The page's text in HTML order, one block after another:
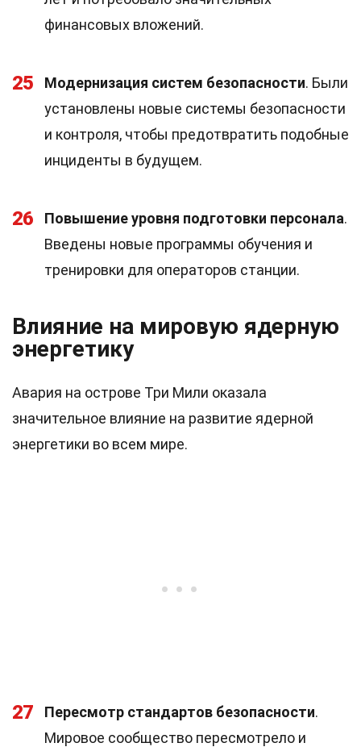
финансовых вложений.
25 Модернизация систем безопасности. Были
установлены новые системы безопасности
и контроля, чтобы предотвратить подобные
инциденты в будущем.
26 Повышение уровня подготовки персонала.
Введены новые программы обучения и
тренировки для операторов станции.
Влияние на мировую ядерную
энергетику
Авария на острове Три Мили оказала
значительное влияние на развитие ядерной
энергетики во всем мире.
27 Пересмотр стандартов безопасности.
Мировое сообщество пересмотрело и